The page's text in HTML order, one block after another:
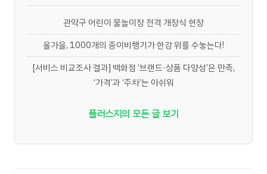
관악구 어린이 물놀이장 전격 개장식 현장
올가을, 1000개의 종이비행기가 한강 위를 수놓는다!
[서비스 비교조사 결과] 백화점 ‘브랜드·상품 다양성’은 만족,
‘가격’과 ‘주차’는 아쉬워
플러스지의 모든 글 보기